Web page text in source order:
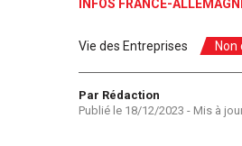
INFOS FRANCE-
Vie des Entreprises Non
Auteur
Par Rédaction
Publié le 18/12/2023 - Mis à